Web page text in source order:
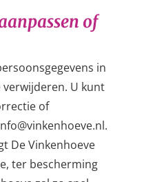
of
in
U kunt
of
De Vinkenhoeve
ter bescherming